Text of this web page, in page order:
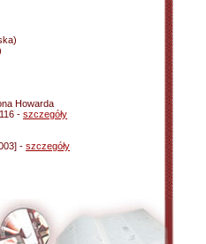
Howarda
- szczegóły
- szczegóły